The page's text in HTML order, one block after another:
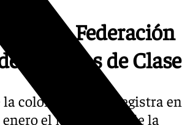
de la Federación
Palomos de Clase
la colombicultura registra en
enero el Monasterio de la